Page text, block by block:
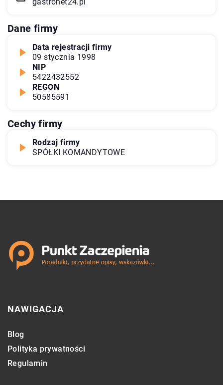
Dane firmy
Data rejestracji firmy
09 stycznia 1998
NIP
5422432552
REGON
50585591
Cechy firmy
Rodzaj firmy
SPÓŁKI KOMANDYTOWE
NAWIGACJA
Blog
Polityka prywatności
Regulamin